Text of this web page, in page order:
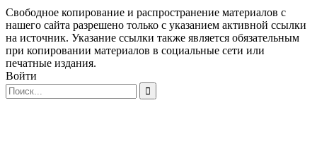
Свободное копирование и распространение материалов с
нашего сайта разрешено только с указанием активной ссылки
на источник. Указание ссылки также является обязательным
при копировании материалов в социальные сети или
печатные издания.
Войти